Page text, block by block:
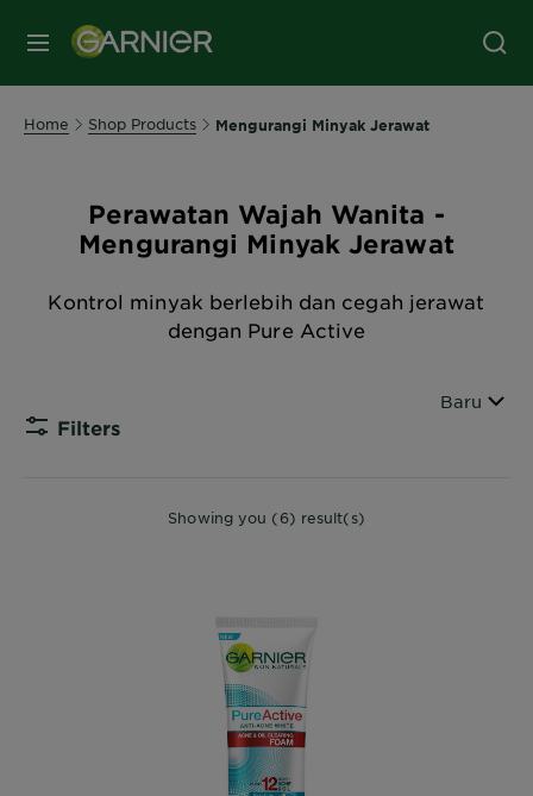
MENU
Home Shop Products Mengurangi Minyak Jerawat
Perawatan Wajah Wanita -
Mengurangi Minyak Jerawat
Kontrol minyak berlebih dan cegah jerawat
dengan Pure Active
Filters
Urutkan
Baru
Showing you (6) result(s)